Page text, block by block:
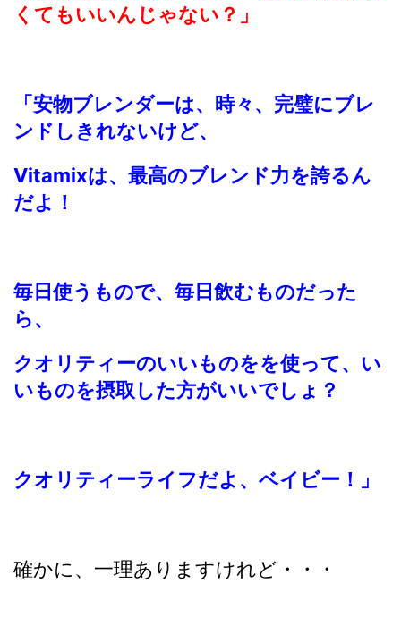
くてもいいんじゃない？」
「安物ブレンダーは、時々、完璧にブレ
ンドしきれないけど、
Vitamixは、最高のブレンド力を誇るん
だよ！
毎日使うもので、毎日飲むものだった
ら、
クオリティーのいいものをを使って、い
いものを摂取した方がいいでしょ？
クオリティーライフだよ、ベイビー！」
確かに、一理ありますけれど・・・